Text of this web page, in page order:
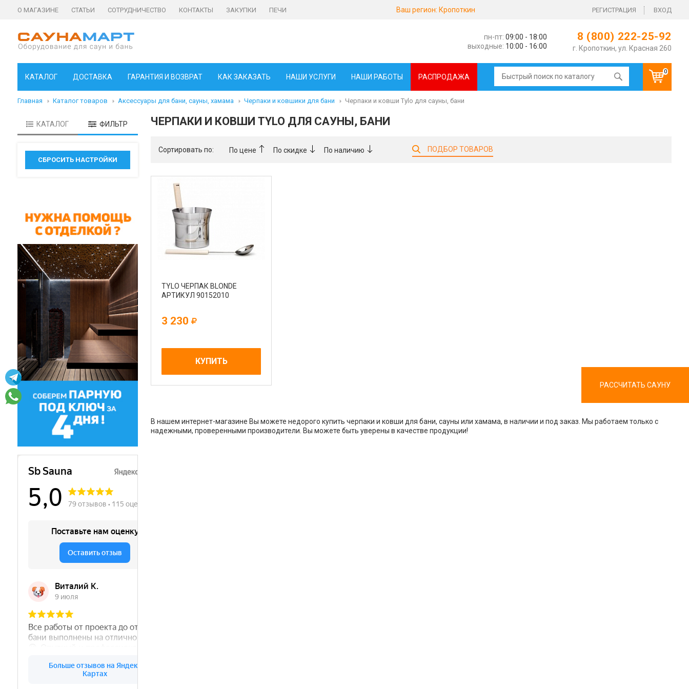
О МАГАЗИНЕ СТАТЬИ СОТРУДНИЧЕСТВО КОНТАКТЫ ЗАКУПКИ ПЕЧИ Ваш регион: Кропоткин РЕГИСТРАЦИЯ ВХОД
пн-пт: 09:00 - 18:00
выходные: 10:00 - 16:00
8 (800) 222-25-92
г. Кропоткин, ул. Красная 260
КАТАЛОГ ДОСТАВКА ГАРАНТИЯ И ВОЗВРАТ КАК ЗАКАЗАТЬ НАШИ УСЛУГИ НАШИ РАБОТЫ РАСПРОДАЖА
0
РАССЧИТАТЬ САУНУ
Главная Каталог товаров Аксессуары для бани, сауны, хамама Черпаки и ковшики для бани Черпаки и ковши Tylo для сауны, бани
КАТАЛОГ ФИЛЬТР ЧЕРПАКИ И КОВШИ TYLO ДЛЯ САУНЫ, БАНИ
Сортировать по: По цене По скидке По наличию ПОДБОР ТОВАРОВ
TYLO ЧЕРПАК BLONDE
АРТИКУЛ 90152010
3 230
КУПИТЬ
В нашем интернет-магазине Вы можете недорого купить черпаки и ковши для бани, сауны или хамама, в наличии и под заказ. Мы работаем только с
надежными, проверенными производители. Вы можете быть уверены в качестве продукции!